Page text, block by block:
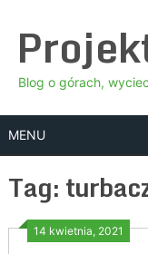
content
Blog o górach,
MENU
Tag:
14 kwietnia, 2021